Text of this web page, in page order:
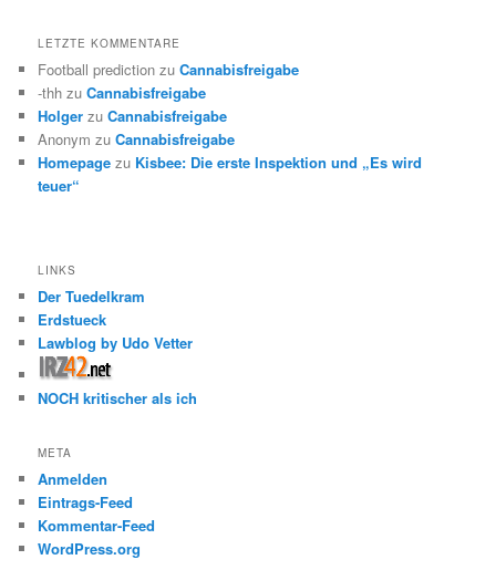
LETZTE KOMMENTARE
Football prediction zuCannabisfreigabe
-thh zuCannabisfreigabe
Holger zuCannabisfreigabe
Anonym zuCannabisfreigabe
Homepage zu Kisbee: Die erste Inspektion und „Es wird
teuer“
LINKS
Der Tuedelkram
Erdstueck
Lawblog by Udo Vetter
NOCH kritischer als ich
META
Anmelden
Eintrags-Feed
Kommentar-Feed
WordPress.org